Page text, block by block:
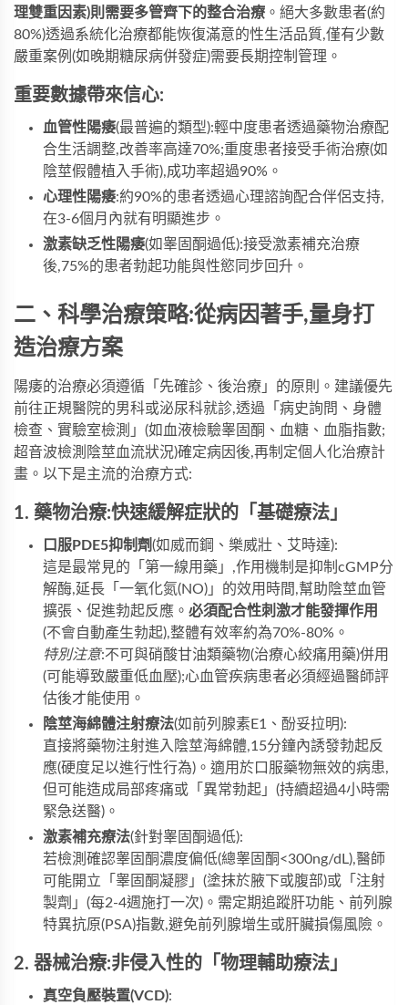
理雙重因素)則需要多管齊下的整合治療 。絕大多數患者(約
80%)透過系統化治療都能恢復滿意的性生活品質,僅有少數
嚴重案例(如晚期糖尿病併發症)需要長期控制管理。
重要數據帶來信心:
血管性陽痿(最普遍的類型):輕中度患者透過藥物治療配
合生活調整,改善率高達70%;重度患者接受手術治療(如
陰莖假體植入手術),成功率超過90%。
心理性陽痿:約90%的患者透過心理諮詢配合伴侶支持,
在3-6個月內就有明顯進步。
激素缺乏性陽痿(如睾固酮過低):接受激素補充治療
後,75%的患者勃起功能與性慾同步回升。
二、科學治療策略:從病因著手,量身打
造治療方案
陽痿的治療必須遵循「先確診、後治療」的原則。建議優先
前往正規醫院的男科或泌尿科就診,透過「病史詢問、身體
檢查、實驗室檢測」(如血液檢驗睾固酮、血糖、血脂指數;
超音波檢測陰莖血流狀況)確定病因後,再制定個人化治療計
畫。以下是主流的治療方式:
1. 藥物治療:快速緩解症狀的「基礎療法」
口服PDE5抑制劑(如威而鋼、樂威壯、艾時達):
這是最常見的「第一線用藥」,作用機制是抑制cGMP分
解酶,延長「一氧化氮(NO)」的效用時間,幫助陰莖血管
擴張、促進勃起反應。 必須配合性刺激才能發揮作用
(不會自動產生勃起),整體有效率約為70%-80%。
特別注意:不可與硝酸甘油類藥物(治療心絞痛用藥)併用
(可能導致嚴重低血壓);心血管疾病患者必須經過醫師評
估後才能使用。
陰莖海綿體注射療法(如前列腺素E1、酚妥拉明):
直接將藥物注射進入陰莖海綿體,15分鐘內誘發勃起反
應(硬度足以進行性行為)。適用於口服藥物無效的病患,
但可能造成局部疼痛或「異常勃起」(持續超過4小時需
緊急送醫)。
激素補充療法(針對睾固酮過低):
若檢測確認睾固酮濃度偏低(總睾固酮<300ng/dL),醫師
可能開立「睾固酮凝膠」(塗抹於腋下或腹部)或「注射
製劑」(每2-4週施打一次)。需定期追蹤肝功能、前列腺
特異抗原(PSA)指數,避免前列腺增生或肝臟損傷風險。
2. 器械治療:非侵入性的「物理輔助療法」
真空負壓裝置(VCD):